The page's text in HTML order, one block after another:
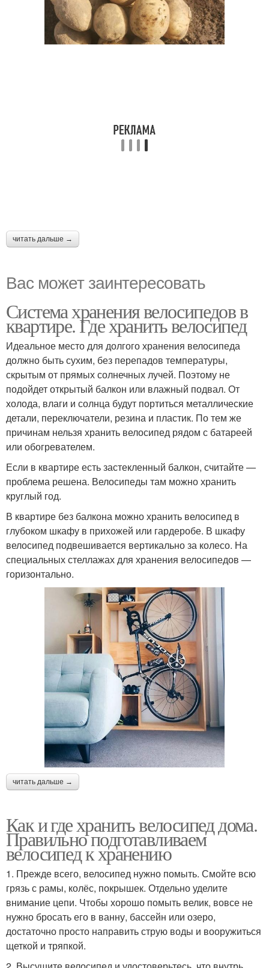
читать дальше →
Вас может заинтересовать
Система хранения велосипедов в
квартире. Где хранить велосипед
Идеальное место для долгого хранения велосипеда
должно быть сухим, без перепадов температуры,
скрытым от прямых солнечных лучей. Поэтому не
подойдет открытый балкон или влажный подвал. От
холода, влаги и солнца будут портиться металлические
детали, переключатели, резина и пластик. По тем же
причинам нельзя хранить велосипед рядом с батареей
или обогревателем.
Если в квартире есть застекленный балкон, считайте —
проблема решена. Велосипеды там можно хранить
круглый год.
В квартире без балкона можно хранить велосипед в
глубоком шкафу в прихожей или гардеробе. В шкафу
велосипед подвешивается вертикально за колесо. На
специальных стеллажах для хранения велосипедов —
горизонтально.
читать дальше →
Как и где хранить велосипед дома.
Правильно подготавливаем
велосипед к хранению
1. Прежде всего, велосипед нужно помыть. Смойте всю
грязь с рамы, колёс, покрышек. Отдельно уделите
внимание цепи. Чтобы хорошо помыть велик, вовсе не
нужно бросать его в ванну, бассейн или озеро,
достаточно просто направить струю воды и вооружиться
щеткой и тряпкой.